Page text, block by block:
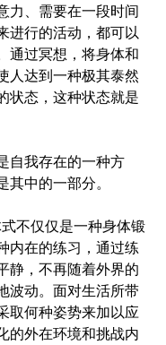
力、需要在一段时间
进行的活动，都可以
通过冥想，将身体和
人达到一种极其泰然
状态，这种状态就是
自我存在的一种方
其中的一部分。
不仅仅是一种身体锻
内在的练习，通过练
静，不再随着外界的
波动。面对生活所带
取何种姿势来加以应
的外在环境和挑战内